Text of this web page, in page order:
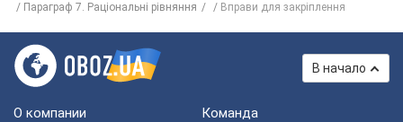
Параграф 7. Раціональні рівняння
Вправи для закріплення
В начало
О компании Команда